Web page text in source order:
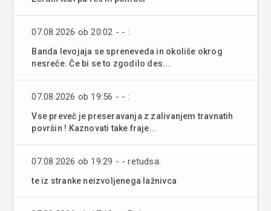
07.08.2026 ob 20:02 - - :
Banda levojaja se spreneveda in okoliše okrog
nesreče. Če bi se to zgodilo des...
07.08.2026 ob 19:56 - - :
Vse preveč je preseravanja z zalivanjem travnatih
površin ! Kaznovati take fraje...
07.08.2026 ob 19:29 - - retudsa:
te iz stranke neizvoljenega lažnivca